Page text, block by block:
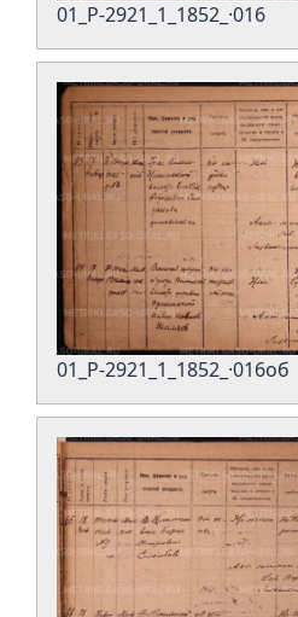
01_Р-2921_1_1852_·016
01_Р-2921_1_1852_·016об